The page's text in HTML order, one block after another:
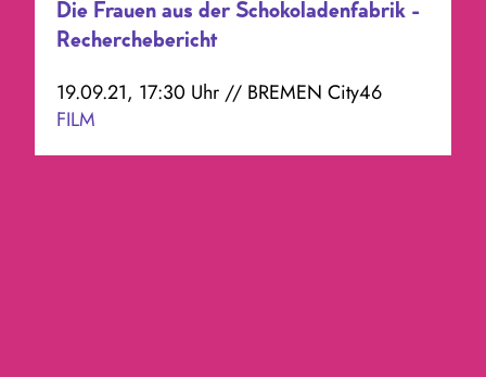
Die Frauen aus der Schokoladenfabrik -
Recherchebericht
19.09.21, 17:30 Uhr // BREMEN City46
FILM